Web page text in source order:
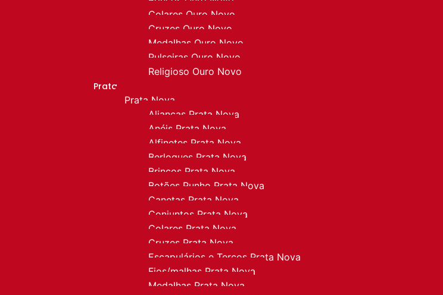
Colares Ouro Novo
Cruzes Ouro Novo
Medalhas Ouro Novo
Pulseiras Ouro Novo
Religioso Ouro Novo
Prata
Prata Nova
Alianças Prata Nova
Anéis Prata Nova
Alfinetes Prata Nova
Berloques Prata Nova
Brincos Prata Nova
Botões Punho Prata Nova
Canetas Prata Nova
Conjuntos Prata Nova
Colares Prata Nova
Cruzes Prata Nova
Escapulários e Terços Prata Nova
Fios/malhas Prata Nova
Medalhas Prata Nova